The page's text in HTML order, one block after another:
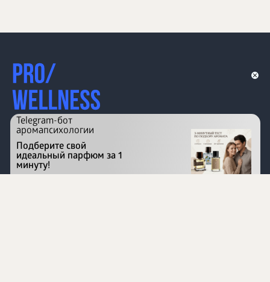
Перейти на сайт
Telegram-бот
аромапсихологии
Подберите свой
идеальный парфюм за 1
минуту!